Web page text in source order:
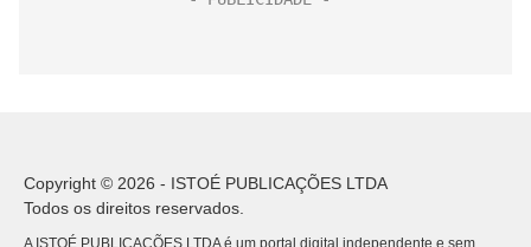
Copyright © 2026 - ISTOÉ PUBLICAÇÕES LTDA
Todos os direitos reservados.
A ISTOÉ PUBLICAÇÕES LTDA é um portal digital independente e sem